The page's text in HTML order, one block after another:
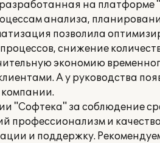
на платформе
анализа,
позволила
снижение
экономию
А у руководства
компании.
"Софтека" за соблюдение
профессионализм и
и поддержку.